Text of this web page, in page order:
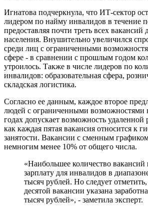
Игнатова подчеркнула, что ИТ-сектор
лидером по найму инвалидов в течение
предоставляя почти треть всех вакансий
населения. Внушительно увеличился
среди лиц с ограниченными
сфере - в сравнении с прошлым годом
утроилось. Также в числе лидеров по
инвалидов: образовательная сфера,
складская логистика.
Согласно ее данным, каждое второе
людей с ограниченными возможностями
годах допускает возможность удаленной
как каждая пятая вакансия относится к
занятости. Вакансии с сменным
немногим менее 10% от общего числа.
«Наибольшее количество вакансий
зарплату для инвалидов в
тысяч рублей. Но следует
десятой вакансии указана
тысяч рублей», - заметила эксперт.